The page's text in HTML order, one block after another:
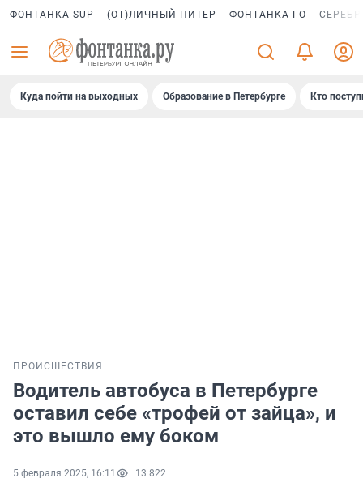
ФОНТАНКА SUP (ОТ)ЛИЧНЫЙ ПИТЕР ФОНТАНКА ГО
Куда пойти на выходных Образование в Петербурге Кто
ПРОИСШЕСТВИЯ
Водитель автобуса в Петербурге
оставил себе «трофей от зайца», и
это вышло ему боком
5 февраля 2025, 16:11 13 822